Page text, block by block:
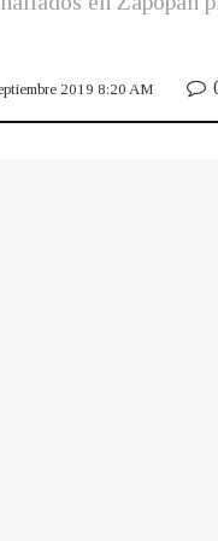
2019 8:20 AM